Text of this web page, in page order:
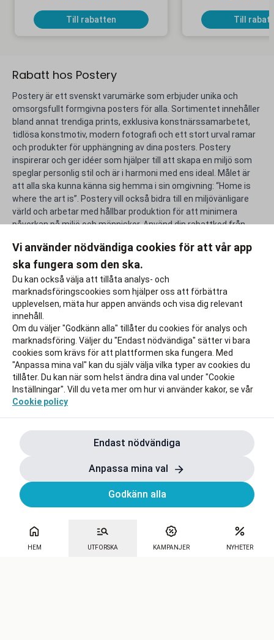
HEM UTFORSKA KAMPANJER NYHETER
Rabatt hos Postery
Postery är ett svenskt varumärke som erbjuder unika och
omsorgsfullt formgivna posters för alla. Sortimentet innehåller
bland annat trendiga prints, exklusiva konstnärssamarbetet,
tidlösa konstmotiv, modern fotografi och ett stort urval ramar
och produkter för upphängning av dina posters. Postery
inspirerar och ger idéer som hjälper till att skapa en miljö som
speglar personlig stil och är i harmoni med ens ideal. Målet är
att alla ska kunna känna sig hemma i sin omgivning: “Home is
where the art is”. Postery vill också bidra till en miljövänligare
värld och arbetar med hållbar produktion för att minimera
påverkan på miljö och människor. Använd din rabattkod från
Rapportera ett problem
Till rabatten Till
Vi använder nödvändiga cookies för att vår app
ska fungera som den ska.
Du kan också välja att tillåta analys- och
marknadsföringscookies som hjälper oss att förbättra
upplevelsen, mäta hur appen används och visa dig relevant
innehåll.
Om du väljer "Godkänn alla" tillåter du cookies för analys och
marknadsföring. Väljer du "Endast nödvändiga" sätter vi bara
cookies som krävs för att plattformen ska fungera. Med
"Anpassa mina val" kan du själv välja vilka typer av cookies du
tillåter. Du kan när som helst ändra dina val under "Cookie
Inställningar". Vill du veta mer om hur vi använder kakor, se vår
Cookie policy
Endast nödvändiga
Anpassa mina val
Godkänn alla